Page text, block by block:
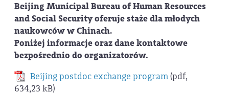
Beijing Municipal Bureau of Human Resources
and Social Security oferuje staże dla młodych
naukowców w Chinach.
Poniżej informacje oraz dane kontaktowe
bezpośrednio do organizatorów.
Beijing postdoc exchange program(pdf,
634,23 kB)